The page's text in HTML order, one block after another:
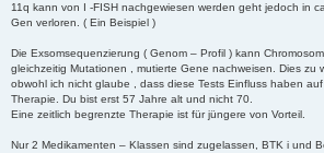
11q kann von I -FISH nachgewiesen werden geht jedoch in
Gen verloren. ( Ein Beispiel )
Die Exsomsequenzierung ( Genom – Profil ) kann
gleichzeitig Mutationen , mutierte Gene nachweisen. Dies zu
obwohl ich nicht glaube , dass diese Tests Einfluss haben
Therapie. Du bist erst 57 Jahre alt und nicht 70.
Eine zeitlich begrenzte Therapie ist für jüngere von Vorteil.
Nur 2 Medikamenten – Klassen sind zugelassen, BTK i und